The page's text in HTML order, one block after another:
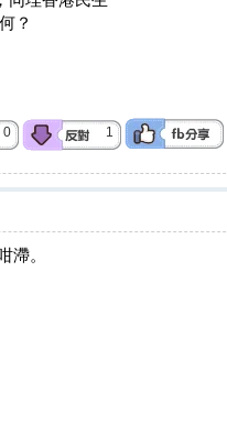
？
0 1
滯。